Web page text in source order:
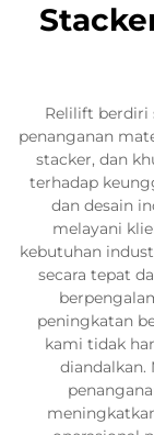
Relilift berdiri
penanganan
stacker, dan
terhadap
dan desain
melayani
kebutuhan
secara tepat
peningkatan
kami tidak
diandalkan.